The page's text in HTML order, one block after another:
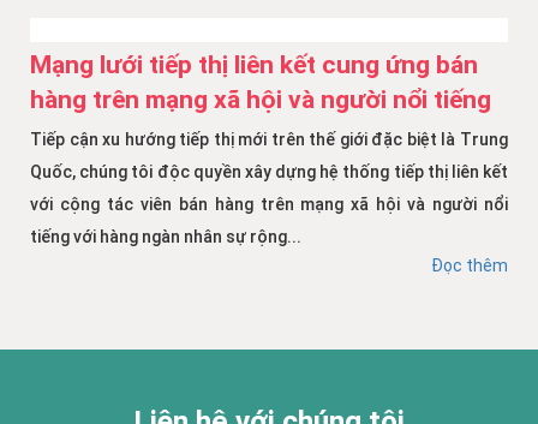
Mạng lưới tiếp thị liên kết cung ứng bán
hàng trên mạng xã hội và người nổi tiếng
Tiếp cận xu hướng tiếp thị mới trên thế giới đặc biệt là Trung
Quốc, chúng tôi độc quyền xây dựng hệ thống tiếp thị liên kết
với cộng tác viên bán hàng trên mạng xã hội và người nổi
tiếng với hàng ngàn nhân sự rộng...
Đọc thêm